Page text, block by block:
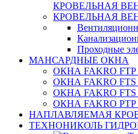
КРОВЕЛЬНАЯ
КРОВЕЛЬНАЯ
Проходные
МАНСАРДНЫЕ ОКНА
ОКНА FAKRO FTP
ОКНА FAKRO FTS
ОКНА FAKRO FTS
ОКНА FAKRO PTP
НАПЛАВЛЯЕМАЯ
ТЕХНОНИКОЛЬ